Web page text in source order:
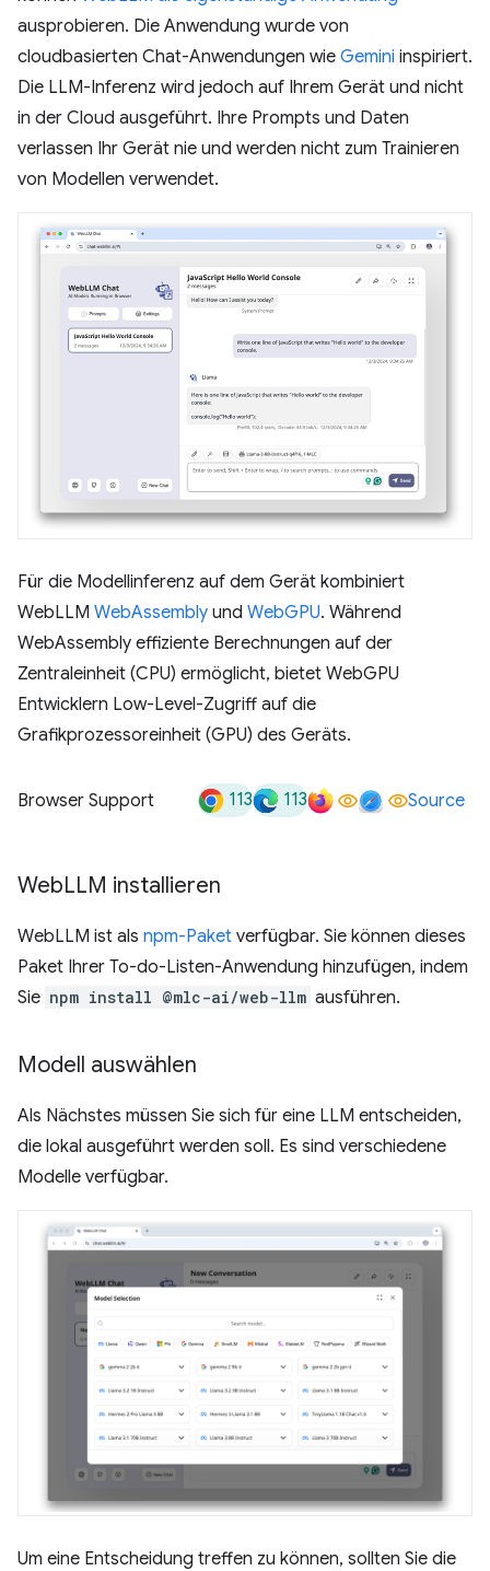
ausprobieren. Die Anwendung wurde von
cloudbasierten Chat-Anwendungen wie Gemini inspiriert.
Die LLM-Inferenz wird jedoch auf Ihrem Gerät und nicht
in der Cloud ausgeführt. Ihre Prompts und Daten
verlassen Ihr Gerät nie und werden nicht zum Trainieren
von Modellen verwendet.
Für die Modellinferenz auf dem Gerät kombiniert
WebLLM WebAssembly und WebGPU. Während
WebAssembly effiziente Berechnungen auf der
Zentraleinheit (CPU) ermöglicht, bietet WebGPU
Entwicklern Low-Level-Zugriff auf die
Grafikprozessoreinheit (GPU) des Geräts.
Browser Support 113 113 Source
WebLLM installieren
WebLLM ist als npm-Paket verfügbar. Sie können dieses
Paket Ihrer To-do-Listen-Anwendung hinzufügen, indem
Sie npm install @mlc-ai/web-llm ausführen.
Modell auswählen
Als Nächstes müssen Sie sich für eine LLM entscheiden,
die lokal ausgeführt werden soll. Es sind verschiedene
Modelle verfügbar.
Um eine Entscheidung treffen zu können, sollten Sie die